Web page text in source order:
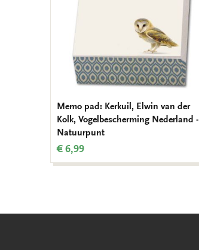
Memo pad: Kerkuil, Elwin van der
Kolk, Vogelbescherming Nederland -
Natuurpunt
€ 6,99